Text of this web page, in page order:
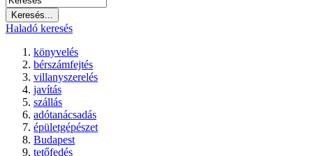
Haladó keresés
könyvelés
bérszámfejtés
villanyszerelés
javítás
szállás
adótanácsadás
épületgépészet
Budapest
tetőfedés